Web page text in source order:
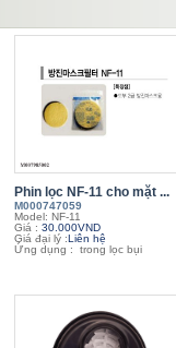
Phin lọc NF-11 cho mặt ...
M000747059
Model: NF-11
Giá : 30.000VND
Giá đại lý :Liên hệ
Ứng dụng : trong lọc bụi